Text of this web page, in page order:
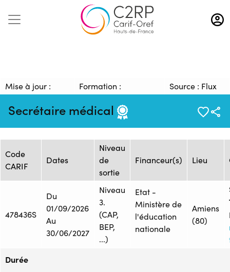
Aller
au
contenu
Secrétaire médical
Mise à jour :
07/08/2026
Formation :
ONISEP_2458716F
Source : Flux
ONISEP
Session de formation
Code
CARIF
Dates
Niveau
de
sortie
Financeur(s) Lieu
478436S
Du
01/09/2026
Au
30/06/2027
Niveau
3.
(CAP,
BEP,
...)
Etat -
Ministère de
l'éducation
nationale
Amiens
(80)
Durée